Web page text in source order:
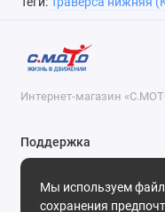
Мы используем
сохранения
Интернет-магазин
Поддержка
8-800-55-00-327
Будни, с 09-30 до 18-30